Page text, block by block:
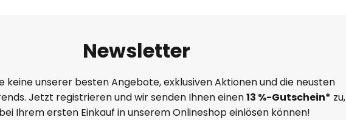
Newsletter
keine unserer besten Angebote, exklusiven Aktionen und die neusten
Jetzt registrieren und wir senden Ihnen einen13 %-Gutschein* zu,
Ihrem ersten Einkauf in unserem Onlineshop einlösen können!